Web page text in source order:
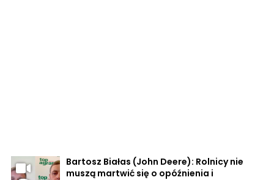
Bartosz Białas (John Deere): Rolnicy nie
muszą martwić się o opóźnienia i